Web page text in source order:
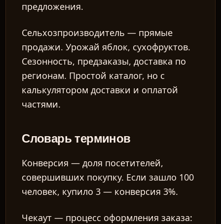
предложения.
Сельхозпроизводитель — прямые
продажи. Урожай яблок, сухофруктов.
Сезонность, предзаказы, доставка по
регионам. Простой каталог, но с
калькулятором доставки и оплатой
частями.
Словарь терминов
Конверсия — доля посетителей,
совершивших покупку. Если зашло 100
человек, купило 3 — конверсия 3%.
Чекаут — процесс оформления заказа: